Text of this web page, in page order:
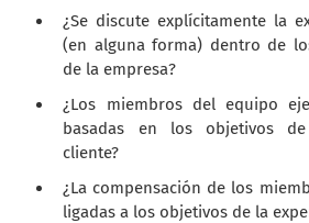
¿Se discute explícitamente la
(en alguna forma) dentro de
de la empresa?
¿Los miembros del equipo
basadas en los objetivos
cliente?
¿La compensación de los
ligadas a los objetivos de la